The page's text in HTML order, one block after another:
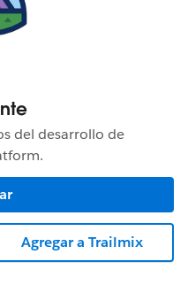
del desarrollo de
Agregar a Trailmix